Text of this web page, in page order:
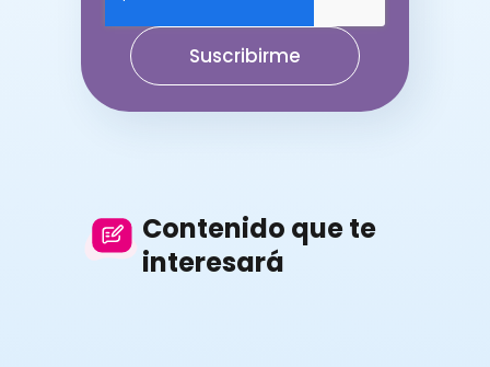
Contenido que te
interesará